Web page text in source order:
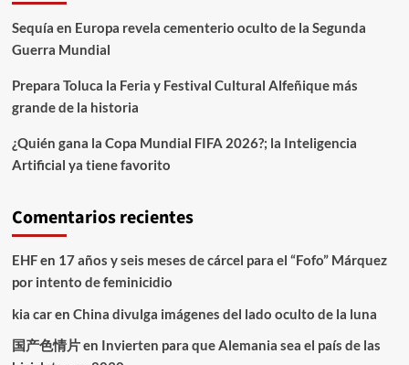
Sequía en Europa revela cementerio oculto de la Segunda
Guerra Mundial
Prepara Toluca la Feria y Festival Cultural Alfeñique más
grande de la historia
¿Quién gana la Copa Mundial FIFA 2026?; la Inteligencia
Artificial ya tiene favorito
Comentarios recientes
EHFen 17 años y seis meses de cárcel para el “Fofo” Márquez
por intento de feminicidio
kia caren China divulga imágenes del lado oculto de la luna
国产色情片en Invierten para que Alemania sea el país de las